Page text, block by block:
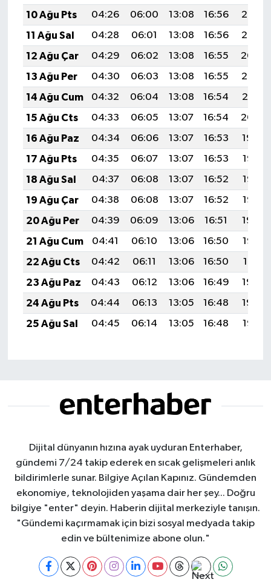
10 Ağu Pts
04:26 06:00 13:08 16:56
20:06
11 Ağu Sal
04:28 06:01 13:08 16:56
20:05
12 Ağu Çar
04:29 06:02 13:08 16:55
20:04
13 Ağu Per
04:30 06:03 13:08 16:55
20:03
14 Ağu Cum
04:32 06:04 13:08 16:54
20:01
15 Ağu Cts
04:33 06:05 13:07 16:54
20:00
16 Ağu Paz
04:34 06:06 13:07 16:53
19:59
17 Ağu Pts
04:35 06:07 13:07 16:53
19:58
18 Ağu Sal
04:37 06:08 13:07 16:52
19:56
19 Ağu Çar
04:38 06:08 13:07 16:52
19:55
20 Ağu Per
04:39 06:09 13:06 16:51
19:54
21 Ağu Cum
04:41 06:10 13:06 16:50
19:52
22 Ağu Cts
04:42 06:11 13:06 16:50
19:51
23 Ağu Paz
04:43 06:12 13:06 16:49
19:49
24 Ağu Pts
04:44 06:13 13:05 16:48
19:48
25 Ağu Sal
04:45 06:14 13:05 16:48 19:47
Dijital dünyanın hızına ayak uyduran Enterhaber,
gündemi 7/24 takip ederek en sıcak gelişmeleri anlık
bildirimlerle sunar. Bilgiye Açılan Kapınız. Gündemden
ekonomiye, teknolojiden yaşama dair her şey... Doğru
bilgiye "enter" deyin. Haberin dijital merkeziyle tanışın.
"Gündemi kaçırmamak için bizi sosyal medyada takip
edin ve bültenimize abone olun."